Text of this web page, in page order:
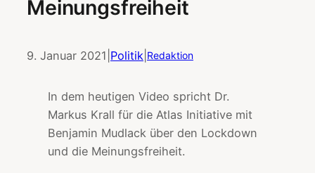
Meinungsfreiheit
9. Januar 2021 Politik Redaktion
In dem heutigen Video spricht Dr.
Markus Krall für die Atlas Initiative mit
Benjamin Mudlack über den Lockdown
und die Meinungsfreiheit.